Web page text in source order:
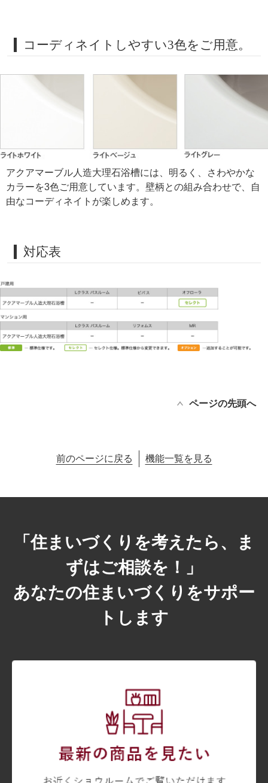
コーディネイトしやすい3色をご用意。
アクアマーブル人造大理石浴槽には、明るく、さわやかな
カラーを3色ご用意しています。壁柄との組み合わせで、自
由なコーディネイトが楽しめます。
対応表
ページの先頭へ
前のページに戻る 機能一覧を見る
「住まいづくりを考えたら、ま
ずはご相談を！」
あなたの住まいづくりをサポー
トします